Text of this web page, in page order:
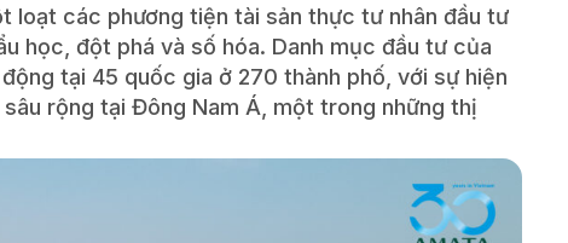
loạt các phương tiện tài sản thực tư nhân đầu tư
học, đột phá và số hóa. Danh mục đầu tư của
tại 45 quốc gia ở 270 thành phố, với sự hiện
rộng tại Đông Nam Á, một trong những thị